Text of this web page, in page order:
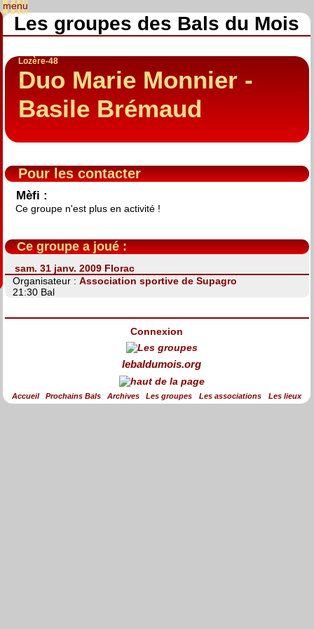
Les groupes des Bals du Mois
Lozère-48
Duo Marie Monnier -
Basile Brémaud
Pour les contacter
Mèfi :
Ce groupe n'est plus en activité !
Ce groupe a joué :
sam. 31 janv. 2009 Florac
Organisateur : Association sportive de Supagro
21:30 Bal
Connexion
lebaldumois.org
Accueil Prochains Bals Archives Les groupes Les associations Les lieux